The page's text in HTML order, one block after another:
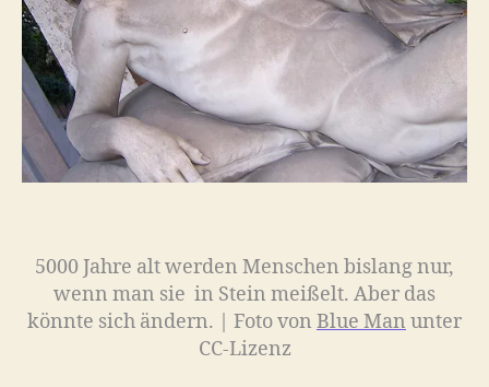
5000 Jahre alt werden Menschen bislang nur,
wenn man sie in Stein meißelt. Aber das
könnte sich ändern. | Foto von Blue Man unter
CC-Lizenz